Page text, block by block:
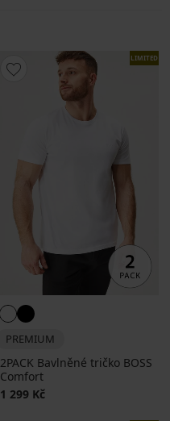
LIMITED
PREMIUM
2PACK Bavlněné tričko BOSS
Comfort
1 299 Kč